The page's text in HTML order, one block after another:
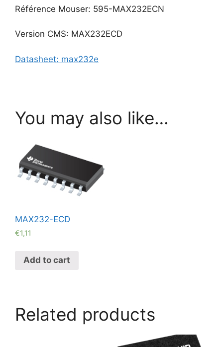
Référence Mouser: 595-MAX232ECN
Version CMS: MAX232ECD
Datasheet: max232e
You may also like…
MAX232-ECD
€1,11
Add to cart
Related products